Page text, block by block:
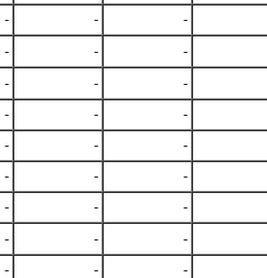
- -
-
- -
-
- -
-
- -
-
- -
-
- -
-
- -
-
- -
-
- -
-